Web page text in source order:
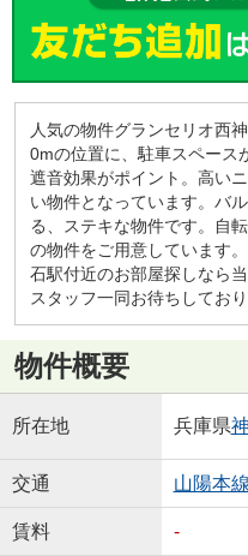
人気の物件グランセリオ西
0mの位置に、駐車スペース
遮音効果がポイント。高い
い物件となっています。バ
る、ステキな物件です。自
の物件をご用意しています
石駅付近のお部屋探しなら
スタッフ一同お待ちしており
物件概要
所在地 兵庫県
交通 山陽本線
賃料 -